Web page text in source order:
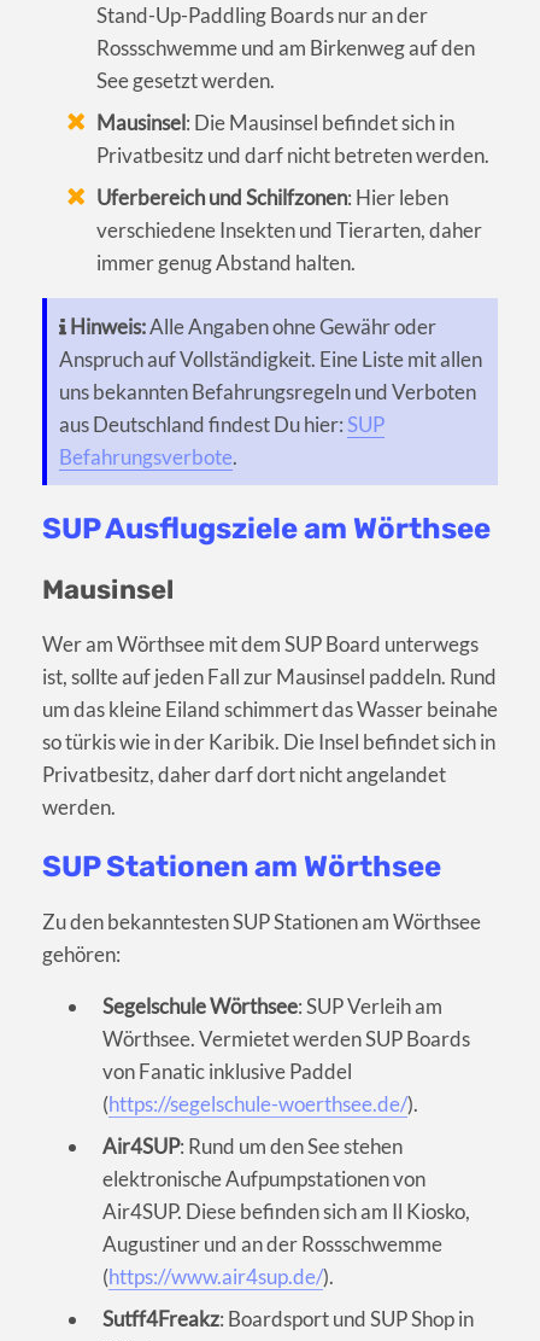
Stand-Up-Paddling Boards nur an der
Rossschwemme und am Birkenweg auf den
See gesetzt werden.
Mausinsel: Die Mausinsel befindet sich in
Privatbesitz und darf nicht betreten werden.
Uferbereich und Schilfzonen: Hier leben
verschiedene Insekten und Tierarten, daher
immer genug Abstand halten.
Hinweis:Alle Angaben ohne Gewähr oder
Anspruch auf Vollständigkeit. Eine Liste mit allen
uns bekannten Befahrungsregeln und Verboten
aus Deutschland findest Du hier:SUP
Befahrungsverbote.
SUP Ausflugsziele am Wörthsee
Mausinsel
Wer am Wörthsee mit dem SUP Board unterwegs
ist, sollte auf jeden Fall zur Mausinsel paddeln. Rund
um das kleine Eiland schimmert das Wasser beinahe
so türkis wie in der Karibik. Die Insel befindet sich in
Privatbesitz, daher darf dort nicht angelandet
werden.
SUP Stationen am Wörthsee
Zu den bekanntesten SUP Stationen am Wörthsee
gehören:
Segelschule Wörthsee: SUP Verleih am
Wörthsee. Vermietet werden SUP Boards
von Fanatic inklusive Paddel
(https://segelschule-woerthsee.de/).
Air4SUP: Rund um den See stehen
elektronische Aufpumpstationen von
Air4SUP. Diese befinden sich am Il Kiosko,
Augustiner und an der Rossschwemme
(https://www.air4sup.de/).
Sutff4Freakz: Boardsport und SUP Shop in